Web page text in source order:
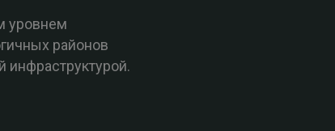
уровнем
районов
инфраструктурой.